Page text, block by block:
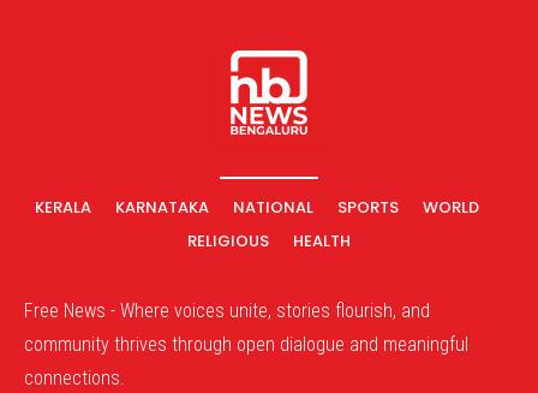
KERALA KARNATAKA NATIONAL SPORTS
WORLD
RELIGIOUS
HEALTH
Free News - Where voices unite, stories flourish, and
community thrives through open dialogue and meaningful
connections.